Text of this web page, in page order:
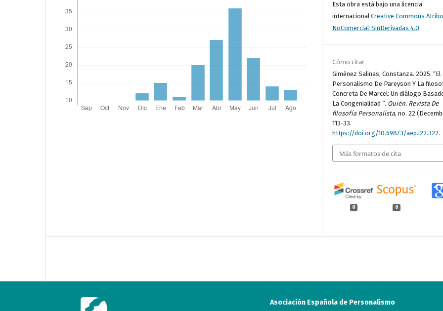
Esta obra está bajo una licencia
internacionalCreative Commons
NoComercial-SinDerivadas 4.0.
Cómo citar
Giménez Salinas, Constanza. 2025. “El
Personalismo De Pareyson Y La
Concreta De Marcel: Un diálogo
La Congenialidad ”. Quién. Revista De
filosofía Personalista, no. 22
113-33.
https://doi.org/10.69873/aep.i22.322.
Más formatos de cita
0 0
Asociación Española de Personalismo